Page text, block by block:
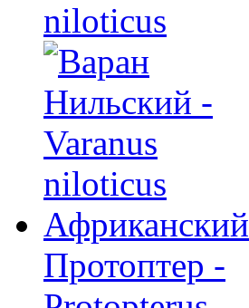
niloticus
Африканский
Протоптер -